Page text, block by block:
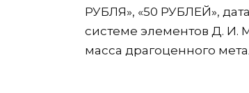
РУБЛЯ», «50 РУБЛЕЙ»,
системе элементов Д. И.
масса драгоценного